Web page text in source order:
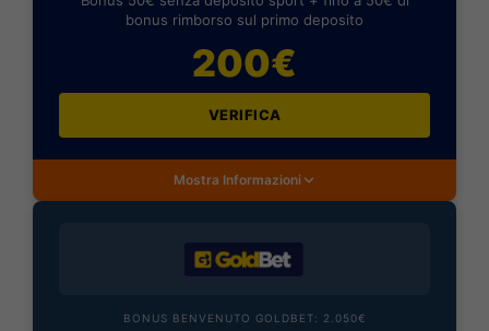
bonus rimborso sul primo deposito
200€
VERIFICA
Mostra Informazioni
BONUS BENVENUTO GOLDBET: 2.050€